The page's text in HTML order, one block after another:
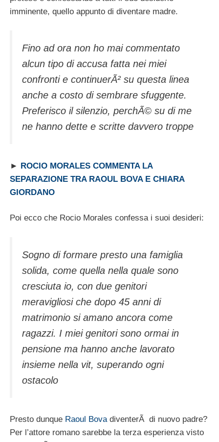
imminente, quello appunto di diventare madre.
Fino ad ora non ho mai commentato
alcun tipo di accusa fatta nei miei
confronti e continuerÃ² su questa linea
anche a costo di sembrare sfuggente.
Preferisco il silenzio, perchÃ© su di me
ne hanno dette e scritte davvero troppe
► ROCIO MORALES COMMENTA LA
SEPARAZIONE TRA RAOUL BOVA E CHIARA
GIORDANO
Poi ecco che Rocio Morales confessa i suoi desideri:
Sogno di formare presto una famiglia
solida, come quella nella quale sono
cresciuta io, con due genitori
meravigliosi che dopo 45 anni di
matrimonio si amano ancora come
ragazzi. I miei genitori sono ormai in
pensione ma hanno anche lavorato
insieme nella vit, superando ogni
ostacolo
Presto dunque Raoul BovadiventerÃ di nuovo padre?
Per l’attore romano sarebbe la terza esperienza visto